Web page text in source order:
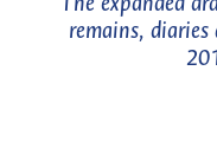
remains,